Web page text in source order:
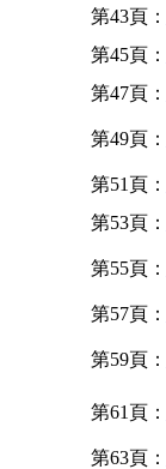
第43頁：
第45頁：
第47頁：
第49頁：
第51頁：
第53頁：
第55頁：
第57頁：
第59頁：
第61頁：
第63頁：